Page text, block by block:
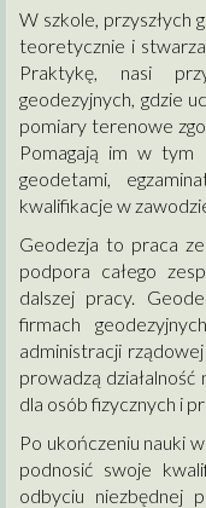
W szkole, przyszłych
teoretycznie i
Praktykę, nasi
geodezyjnych, gdzie
pomiary terenowe
Pomagają im w tym
geodetami,
kwalifikacje w
Geodezja to praca
podpora całego
dalszej pracy.
firmach
administracji
prowadzą działalność
dla osób fizycznych i
Po ukończeniu nauki
podnosić swoje
odbyciu niezbędnej